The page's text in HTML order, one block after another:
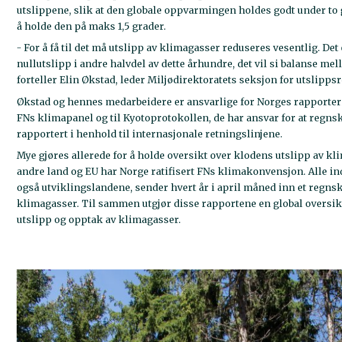
utslippene, slik at den globale oppvarmingen holdes godt under to
å holde den på maks 1,5 grader.
- For å få til det må utslipp av klimagasser reduseres vesentlig.
nullutslipp i andre halvdel av dette århundre, det vil si balanse
forteller Elin Økstad, leder Miljødirektoratets seksjon for
Økstad og hennes medarbeidere er ansvarlige for Norges
FNs klimapanel og til Kyotoprotokollen, de har ansvar for at
rapportert i henhold til internasjonale retningslinjene.
Mye gjøres allerede for å holde oversikt over klodens utslipp av
andre land og EU har Norge ratifisert FNs klimakonvensjon. Alle
også utviklingslandene, sender hvert år i april måned inn et
klimagasser. Til sammen utgjør disse rapportene en global
utslipp og opptak av klimagasser.